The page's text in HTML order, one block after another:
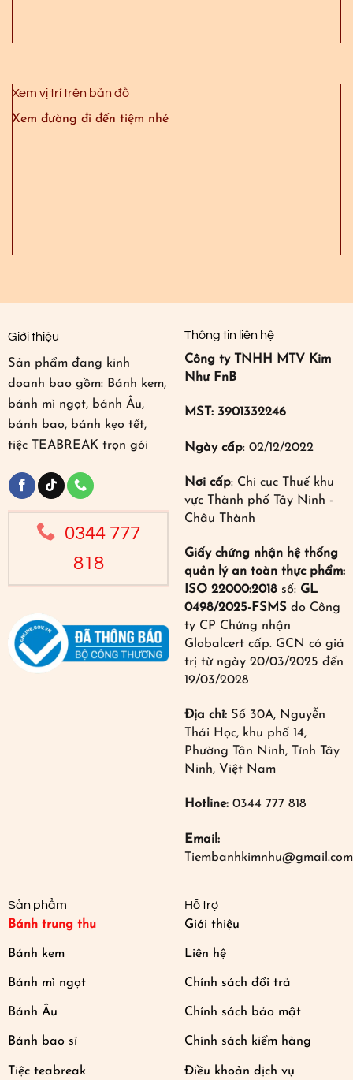
Xem vị trí trên bản đồ
Xem đường đi đến tiệm nhé
Giới thiệu
Sản phẩm đang kinh
doanh bao gồm: Bánh kem,
bánh mì ngọt, bánh Âu,
bánh bao, bánh kẹo tết,
tiệc TEABREAK trọn gói
0344 777
818
Thông tin liên hệ
Công ty TNHH MTV Kim
Như FnB
MST: 3901332246
Ngày cấp: 02/12/2022
Nơi cấp: Chi cục Thuế khu
vực Thành phố Tây Ninh -
Châu Thành
Giấy chứng nhận hệ thống
quản lý an toàn thực phẩm:
ISO 22000:2018 số: GL
0498/2025-FSMS do Công
ty CP Chứng nhận
Globalcert cấp. GCN có giá
trị từ ngày 20/03/2025 đến
19/03/2028
Địa chỉ: Số 30A, Nguyễn
Thái Học, khu phố 14,
Phường Tân Ninh, Tỉnh Tây
Ninh, Việt Nam
Hotline: 0344 777 818
Email:
Tiembanhkimnhu@gmail.com
Sản phẩm
Bánh trung thu
Bánh kem
Bánh mì ngọt
Bánh Âu
Bánh bao sỉ
Tiệc teabreak
Hỗ trợ
Giới thiệu
Liên hệ
Chính sách đổi trả
Chính sách bảo mật
Chính sách kiểm hàng
Điều khoản dịch vụ